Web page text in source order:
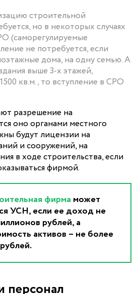
строительной
но в некоторых случаях
(саморегулируемые
не потребуется, если
дома, на одну семью. А
выше 3-х этажей,
кв.м., то вступление в СРО
разрешение на
оно органами местного
будут лицензии на
и сооружений, на
в ходе строительства, если
фирмой.
фирма может
УСН, если ее доход не
рублей, а
активов – не более
персонал